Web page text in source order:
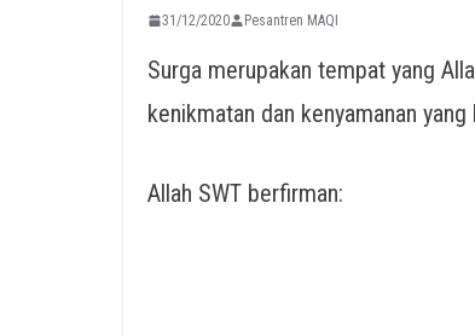
31/12/2020 Pesantren MAQI
Surga merupakan tempat yang
kenikmatan dan kenyamanan
Allah SWT berfirman: